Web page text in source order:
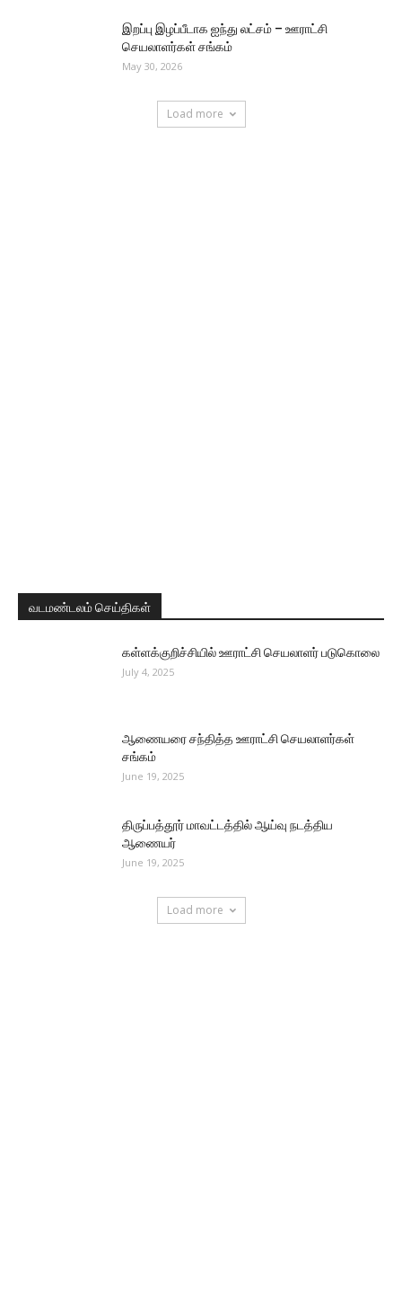
இறப்பு இழப்பீடாக ஐந்து லட்சம் – ஊராட்சி
செயலாளர்கள் சங்கம்
May 30, 2026
Load more
வடமண்டலம் செய்திகள்
கள்ளக்குறிச்சியில் ஊராட்சி செயலாளர் படுகொலை
July 4, 2025
ஆணையரை சந்தித்த ஊராட்சி செயலாளர்கள்
சங்கம்
June 19, 2025
திருப்பத்தூர் மாவட்டத்தில் ஆய்வு நடத்திய
ஆணையர்
June 19, 2025
Load more